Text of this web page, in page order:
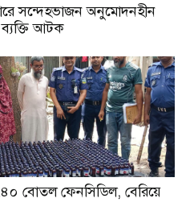
সন্দেহভাজন অনুমোদনহীন
আটক
বোতল ফেনসিডিল, বেরিয়ে